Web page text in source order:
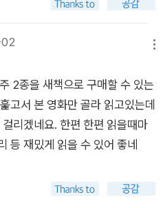
2종을 새책으로 구매할 수 있는
고서 본 영화만 골라 읽고있는데
리겠네요. 한편 한편 읽을때마
등 재밌게 읽을 수 있어 좋네